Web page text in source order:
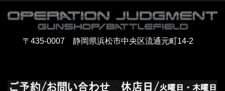
〒435-0007 静岡県浜松市中央区流通元町14-2